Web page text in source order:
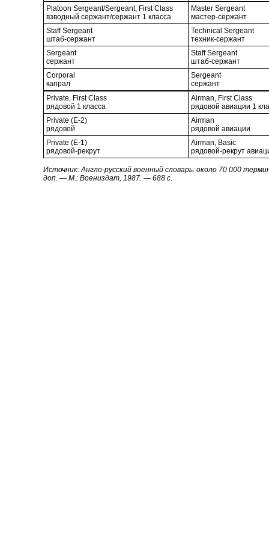
Platoon Sergeant/Sergeant, First Class
взводный сержант/сержант 1 класса
Master Sergeant
мастер-сержант
Staff Sergeant
штаб-сержант
Technical Sergeant
техник-сержант
Sergeant
сержант
Staff Sergeant
штаб-сержант
Corporal
капрал
Sergeant
сержант
Private, First Class
рядовой 1 класса
Airman, First Class
рядовой авиации 1
Private (E-2)
рядовой
Airman
рядовой авиации
Private (E-1)
рядовой-рекрут
Airman, Basic
рядовой-рекрут
Источник: Англо-русский военный словарь: около 70 000
доп. — М.: Воениздат, 1987. — 688 с.